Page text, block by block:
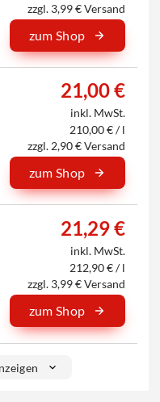
zzgl. 3,99 € Versand
zum Shop
21,00 €
inkl. MwSt.
210,00 € / l
zzgl. 2,90 € Versand
zum Shop
21,29 €
inkl. MwSt.
212,90 € / l
zzgl. 3,99 € Versand
zum Shop